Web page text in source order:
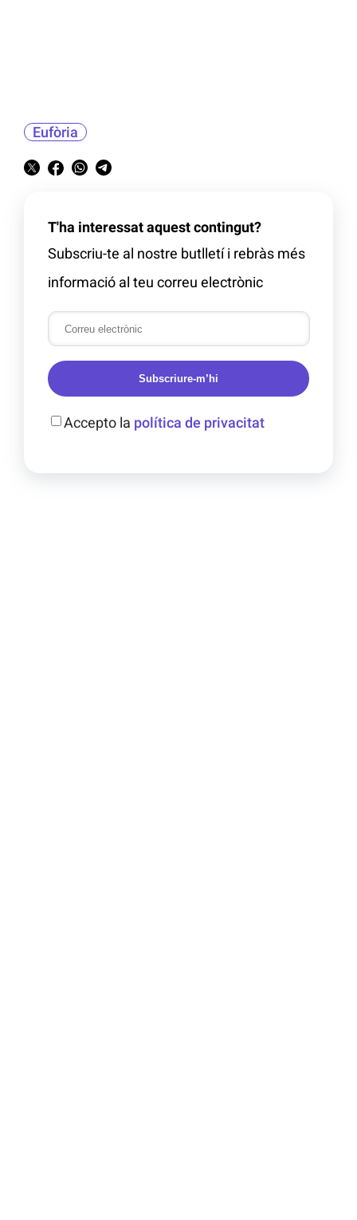
Eufòria
T'ha interessat aquest contingut?
Subscriu-te al nostre butlletí i rebràs més
informació al teu correu electrònic
Subscriure-m’hi
Accepto la política de privacitat